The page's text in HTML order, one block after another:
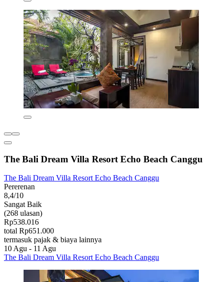
The Bali Dream Villa Resort Echo Beach Canggu
The Bali Dream Villa Resort Echo Beach Canggu
Pererenan
8,4/10
Sangat Baik
(268 ulasan)
Rp538.016
total Rp651.000
termasuk pajak & biaya lainnya
10 Agu - 11 Agu
The Bali Dream Villa Resort Echo Beach Canggu